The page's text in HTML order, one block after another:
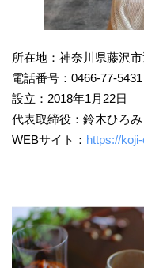
所在地：神奈川県藤沢
電話番号：0466-77-5431
設立：2018年1月22日
代表取締役：鈴木ひろみ
WEBサイト： https://